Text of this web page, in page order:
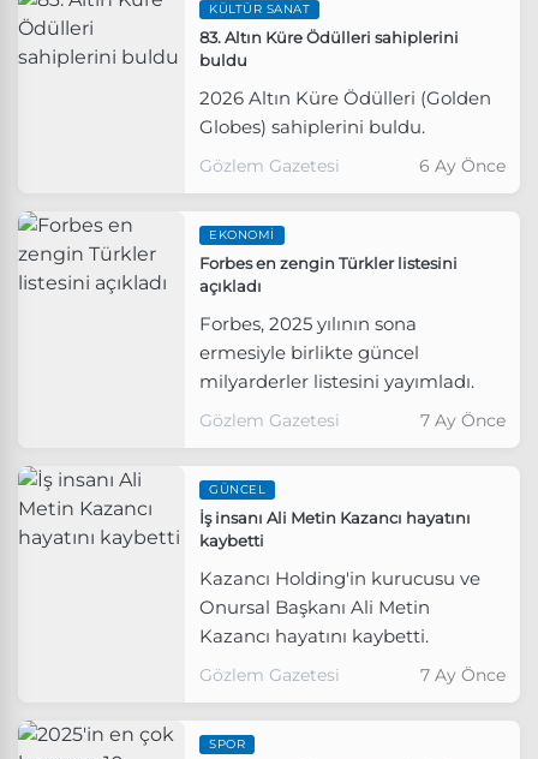
KÜLTÜR SANAT
83. Altın Küre Ödülleri sahiplerini
buldu
2026 Altın Küre Ödülleri (Golden
Globes) sahiplerini buldu.
Gözlem Gazetesi 6 Ay Önce
EKONOMI
Forbes en zengin Türkler listesini
açıkladı
Forbes, 2025 yılının sona
ermesiyle birlikte güncel
milyarderler listesini yayımladı.
Gözlem Gazetesi 7 Ay Önce
GÜNCEL
İş insanı Ali Metin Kazancı hayatını
kaybetti
Kazancı Holding'in kurucusu ve
Onursal Başkanı Ali Metin
Kazancı hayatını kaybetti.
Gözlem Gazetesi 7 Ay Önce
SPOR